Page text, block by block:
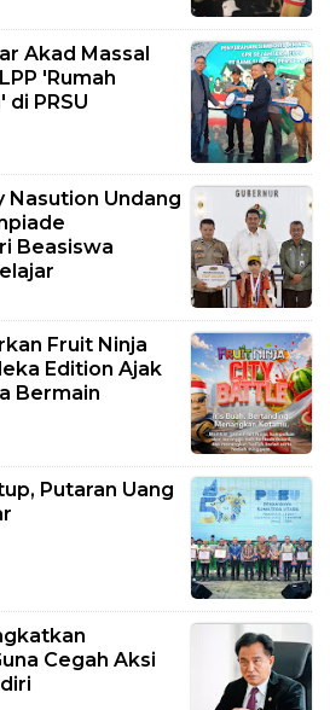
Akad Massal
'Rumah
di PRSU
Nasution Undang
Beasiswa
Fruit Ninja
Edition Ajak
Bermain
Putaran Uang
Cegah Aksi